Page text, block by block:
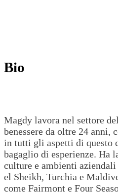
Bio
Magdy lavora nel settore
benessere da oltre 24 anni,
in tutti gli aspetti di questo
bagaglio di esperienze. Ha
culture e ambienti
el Sheikh, Turchia e
come Fairmont e Four